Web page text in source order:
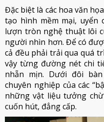
Đặc biệt là các hoa văn
tạo hình mềm mại, uyển
lượn tròn nghệ thuật lôi
người nhìn hơn. Để có
cả đều phải trải qua quá
vậy từng đường nét chi
nhẵn mịn. Dưới đôi
chuyên nghiệp của các
những vật liệu tưởng
cuốn hút, đẳng cấp.